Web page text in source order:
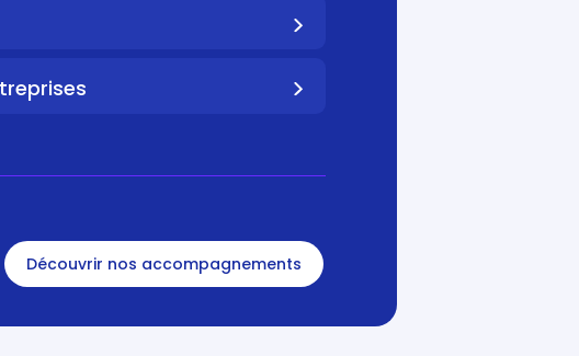
Découvrir nos accompagnements